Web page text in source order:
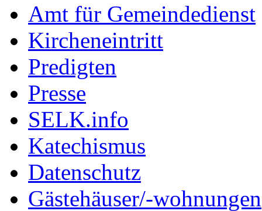
Amt für Gemeindedienst
Kircheneintritt
Predigten
Presse
SELK.info
Katechismus
Datenschutz
Gästehäuser/-wohnungen